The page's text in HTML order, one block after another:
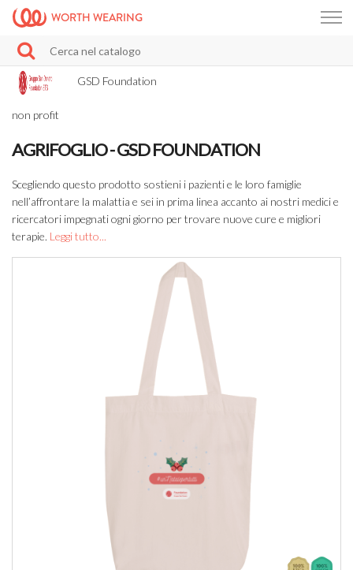
WORTH WEARING
GSD Foundation
non profit
AGRIFOGLIO - GSD FOUNDATION
Scegliendo questo prodotto sostieni i pazienti e le loro famiglie
nell’affrontare la malattia e sei in prima linea accanto ai nostri medici e
ricercatori impegnati ogni giorno per trovare nuove cure e migliori
terapie. Leggi tutto...